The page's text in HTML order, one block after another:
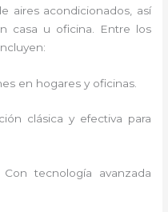
aires acondicionados, así
casa u oficina. Entre los
en hogares y oficinas.
clásica y efectiva para
Con tecnología avanzada